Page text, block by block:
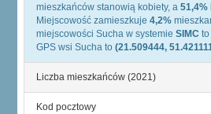
mieszkańców stanowią kobiety, a 51,4%
Miejscowość zamieszkuje 4,2%
miejscowości Sucha w systemie SIMC to
GPS wsi Sucha to (21.509444,
Liczba mieszkańców (2021)
Kod pocztowy